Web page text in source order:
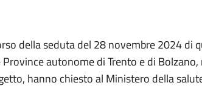
della seduta del 28 novembre 2024 di
autonome di Trento e di
hanno chiesto al Ministero della